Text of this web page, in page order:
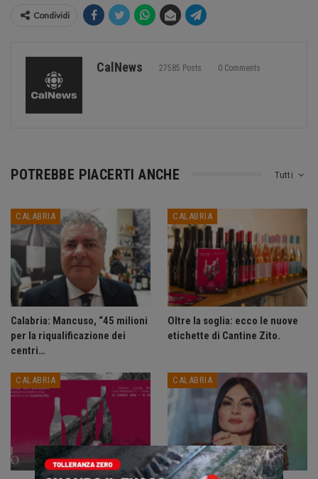
Condividi
CalNews 27585 Posts 0 Comments
Tutti
POTREBBE PIACERTI ANCHE
CALABRIA
Calabria: Mancuso, “45 milioni
per la riqualificazione dei
centri…
CALABRIA
Oltre la soglia: ecco le nuove
etichette di Cantine Zito.
CALABRIA CALABRIA
×